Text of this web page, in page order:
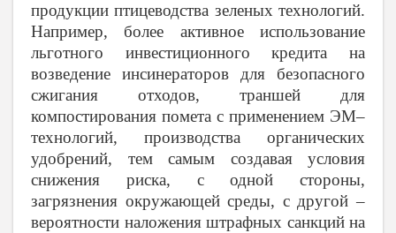
продукции птицеводства зеленых технологий.
Например, более активное использование
льготного инвестиционного кредита на
возведение инсинераторов для безопасного
сжигания отходов, траншей для
компостирования помета с применением ЭМ–
технологий, производства органических
удобрений, тем самым создавая условия
снижения риска, с одной стороны,
загрязнения окружающей среды, с другой –
вероятности наложения штрафных санкций на